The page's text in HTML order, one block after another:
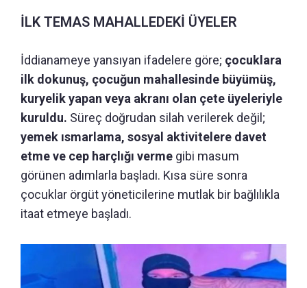
İLK TEMAS MAHALLEDEKİ ÜYELER
İddianameye yansıyan ifadelere göre; çocuklara
ilk dokunuş, çocuğun mahallesinde büyümüş,
kuryelik yapan veya akranı olan çete üyeleriyle
kuruldu. Süreç doğrudan silah verilerek değil;
yemek ısmarlama, sosyal aktivitelere davet
etme ve cep harçlığı verme gibi masum
görünen adımlarla başladı. Kısa süre sonra
çocuklar örgüt yöneticilerine mutlak bir bağlılıkla
itaat etmeye başladı.